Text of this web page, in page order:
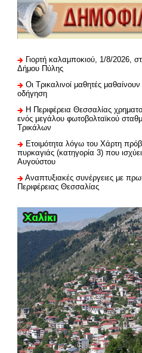
Γιορτή καλαμποκιού, 1/8/2026,
Δήμου Πύλης
Οι Τρικαλινοί μαθητές
οδήγηση
H Περιφέρεια Θεσσαλίας
ενός μεγάλου φωτοβολταϊκού
Τρικάλων
Ετοιμότητα λόγω του Χάρτη
πυρκαγιάς (κατηγορία 3) που
Αυγούστου
Αναπτυξιακές συνέργειες με
Περιφέρειας Θεσσαλίας